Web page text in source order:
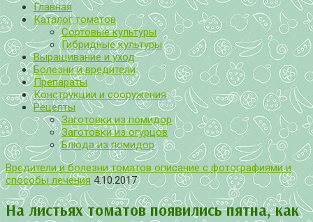
Главная
Каталог томатов
Сортовые культуры
Гибридные культуры
Выращивание и уход
Болезни и вредители
Препараты
Конструкции и сооружения
Рецепты
Заготовки из помидор
Заготовки из огурцов
Блюда из помидор
Вредители и болезни томатов описание с фотографиями и
способы лечения 4.10.2017
На листьях томатов появились пятна, как